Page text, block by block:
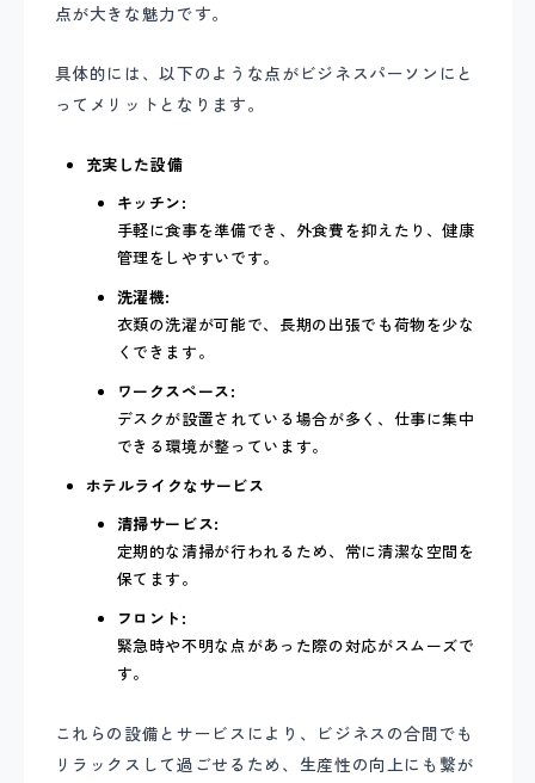
点が大きな魅力です。
具体的には、以下のような点がビジネスパーソンにと
ってメリットとなります。
充実した設備
キッチン:
手軽に食事を準備でき、外食費を抑えたり、健康
管理をしやすいです。
洗濯機:
衣類の洗濯が可能で、長期の出張でも荷物を少な
くできます。
ワークスペース:
デスクが設置されている場合が多く、仕事に集中
できる環境が整っています。
ホテルライクなサービス
清掃サービス:
定期的な清掃が行われるため、常に清潔な空間を
保てます。
フロント:
緊急時や不明な点があった際の対応がスムーズで
す。
これらの設備とサービスにより、ビジネスの合間でも
リラックスして過ごせるため、生産性の向上にも繋が